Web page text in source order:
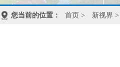
您当前的位置： 首页 > 新视界 >